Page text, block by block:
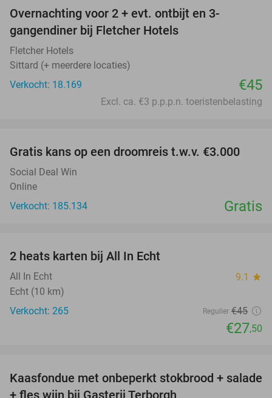
Overnachting voor 2 + evt. ontbijt en 3-
gangendiner bij Fletcher Hotels
Fletcher Hotels
Sittard (+ meerdere locaties)
Verkocht: 18.169
€45
Excl. ca. €3 p.p.p.n. toeristenbelasting
Gratis kans op een droomreis t.w.v. €3.000
Social Deal Win
Online
Verkocht: 185.134
Gratis
2 heats karten bij All In Echt
All In Echt 9.1 star
Echt (10 km)
Verkocht: 265
Regulier €45
€27,50
44%
Kaasfondue met onbeperkt stokbrood + salade
+ fles wijn bij Gasterij Terborgh